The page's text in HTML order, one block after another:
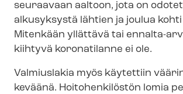
seuraavaan aaltoon, jota on
alkusyksystä lähtien ja joulua
Mitenkään yllättävä tai ennalta-​
kiihtyvä koronatilanne ei ole.
Valmiuslakia myös käytettiin
keväänä. Hoitohenkilöstön lomia